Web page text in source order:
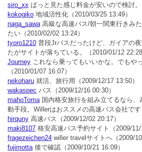
siro_xx ぱっと見た感じ料金が安いので検討。
kokogiko 地域活性化 （2010/03/25 13:49）
naga_sawa高級な高速バス/朝一関東行きみ
たい （2010/02/02 13:24）
tyoro1210 普段Jrバスだったけど、ガイアの
たがサイトが落ちている。
（2010/01/12 22:28
Journey これなら乗ってもいいかな。でもや
（2010/01/07 16:07）
nekoharu 就活、旅行用
（2009/12/17 13:50）
wakaspec バス （2009/12/16 00:30）
mahoToma国内格安旅行を組み立てるなら、
動手段。Willerはおススメの高速バス会社です
hirquny 高速バス （2009/12/02 20:17）
maki8107 格安高速バス予約サイト
（2009/
fragezeichen24 willer travelサイトへ （2009/
fujimotta後で確認 （2009/10/21 16:09）